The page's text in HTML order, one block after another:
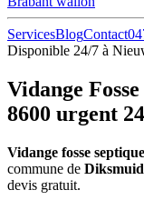
ServicesBlogContact
Disponible 24/7 à
Vidange
8600 urgent
Vidange fosse
commune de
devis gratuit.